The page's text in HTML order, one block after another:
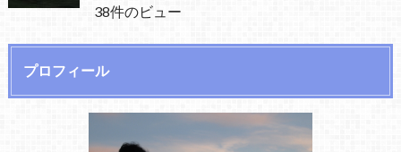
38件のビュー
プロフィール